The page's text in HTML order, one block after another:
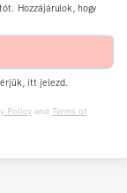
Hozzájárulok, hogy
itt jelezd.
Policy and Terms of